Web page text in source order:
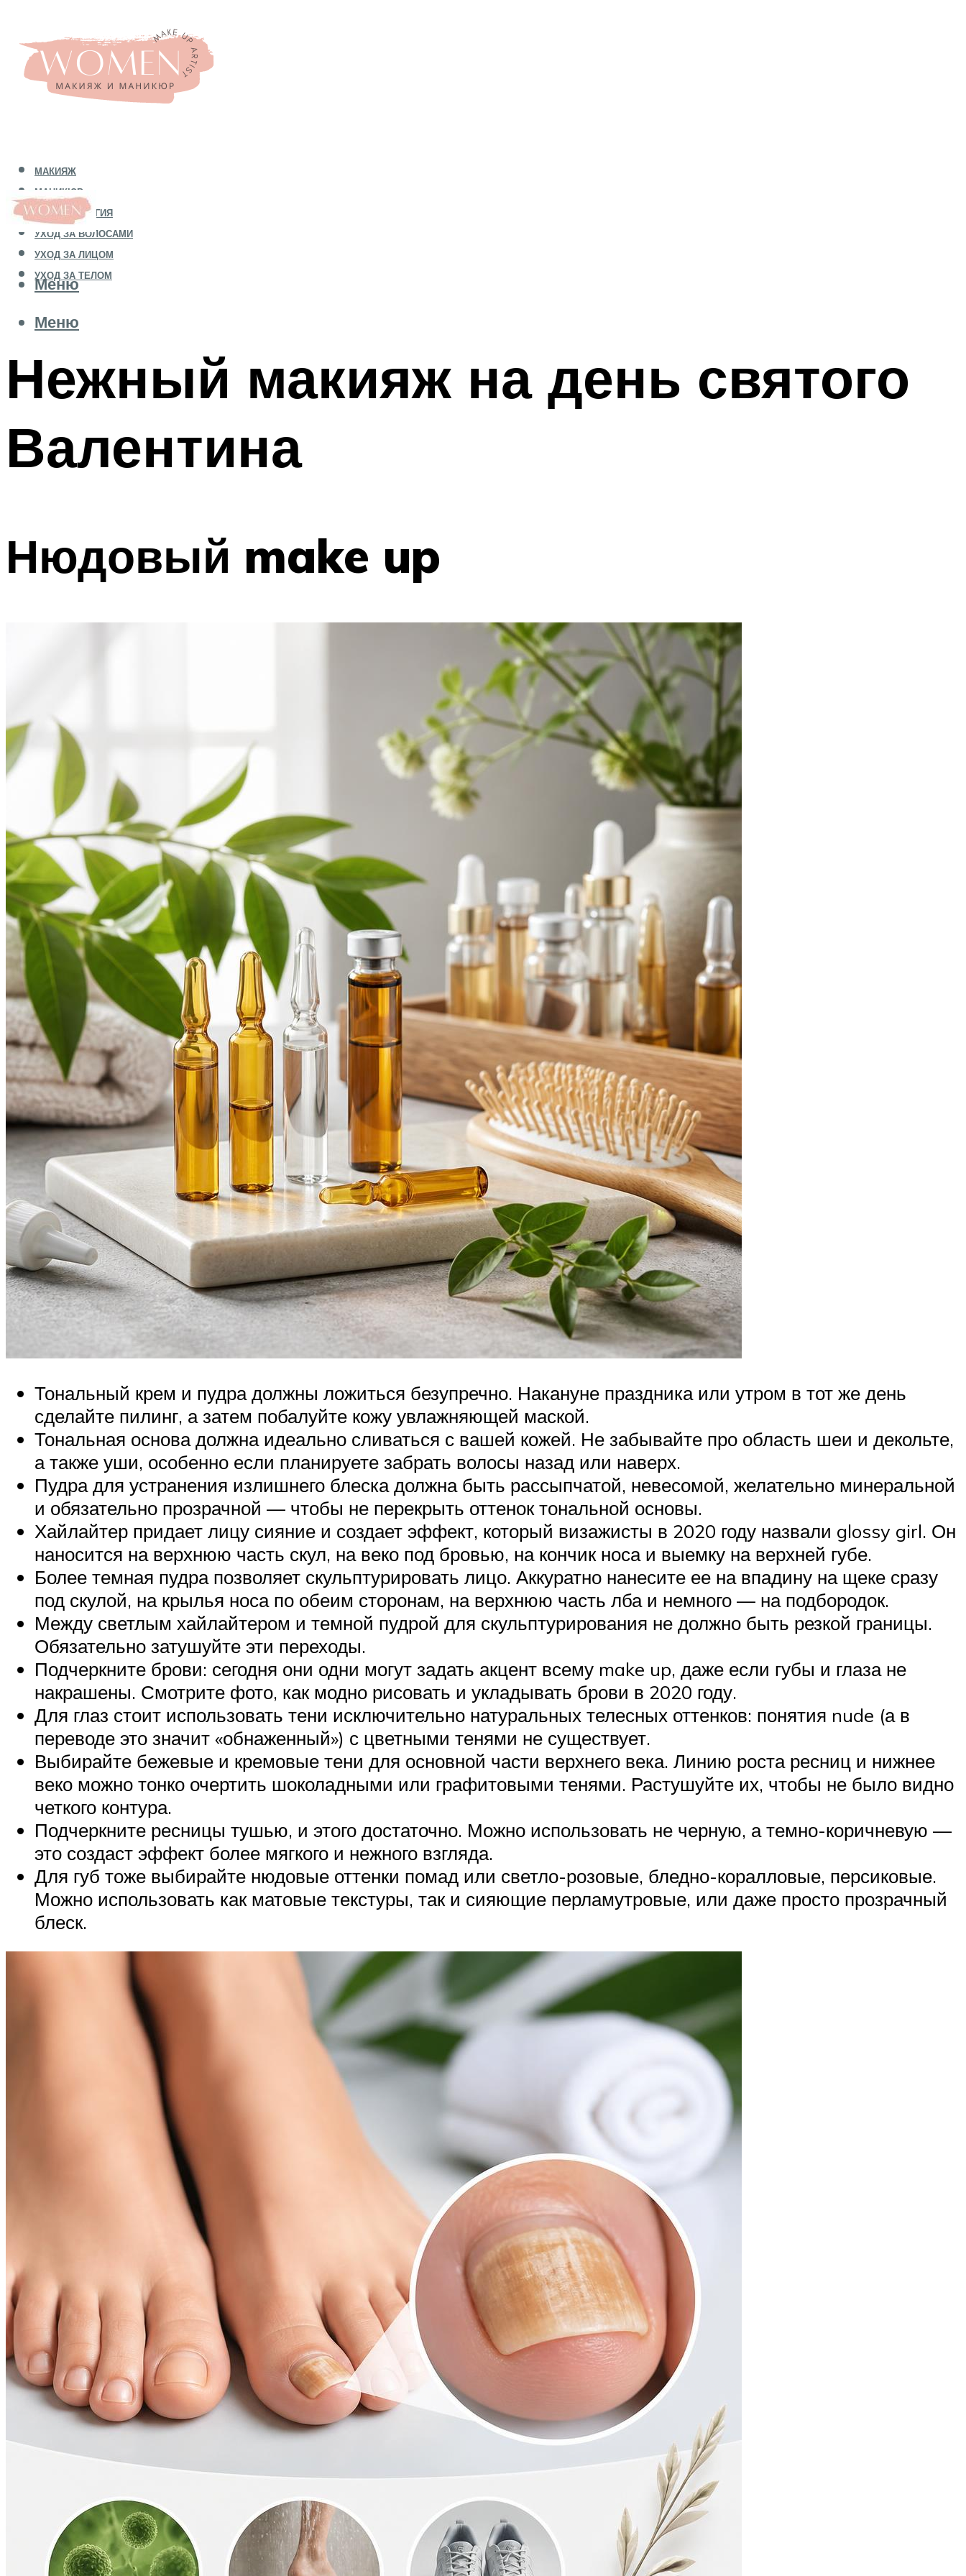
МАКИЯЖ
МАНИКЮР
КОСМЕТОЛОГИЯ
УХОД ЗА ВОЛОСАМИ
УХОД ЗА ЛИЦОМ
УХОД ЗА ТЕЛОМ
Меню
Меню
Нежный макияж на день святого
Валентина
Нюдовый make up
Тональный крем и пудра должны ложиться безупречно. Накануне праздника или утром в тот же день
сделайте пилинг, а затем побалуйте кожу увлажняющей маской.
Тональная основа должна идеально сливаться с вашей кожей. Не забывайте про область шеи и декольте,
а также уши, особенно если планируете забрать волосы назад или наверх.
Пудра для устранения излишнего блеска должна быть рассыпчатой, невесомой, желательно минеральной
и обязательно прозрачной — чтобы не перекрыть оттенок тональной основы.
Хайлайтер придает лицу сияние и создает эффект, который визажисты в 2020 году назвали glossy girl. Он
наносится на верхнюю часть скул, на веко под бровью, на кончик носа и выемку на верхней губе.
Более темная пудра позволяет скульптурировать лицо. Аккуратно нанесите ее на впадину на щеке сразу
под скулой, на крылья носа по обеим сторонам, на верхнюю часть лба и немного — на подбородок.
Между светлым хайлайтером и темной пудрой для скульптурирования не должно быть резкой границы.
Обязательно затушуйте эти переходы.
Подчеркните брови: сегодня они одни могут задать акцент всему make up, даже если губы и глаза не
накрашены. Смотрите фото, как модно рисовать и укладывать брови в 2020 году.
Для глаз стоит использовать тени исключительно натуральных телесных оттенков: понятия nude (а в
переводе это значит «обнаженный») с цветными тенями не существует.
Выбирайте бежевые и кремовые тени для основной части верхнего века. Линию роста ресниц и нижнее
веко можно тонко очертить шоколадными или графитовыми тенями. Растушуйте их, чтобы не было видно
четкого контура.
Подчеркните ресницы тушью, и этого достаточно. Можно использовать не черную, а темно-коричневую —
это создаст эффект более мягкого и нежного взгляда.
Для губ тоже выбирайте нюдовые оттенки помад или светло-розовые, бледно-коралловые, персиковые.
Можно использовать как матовые текстуры, так и сияющие перламутровые, или даже просто прозрачный
блеск.